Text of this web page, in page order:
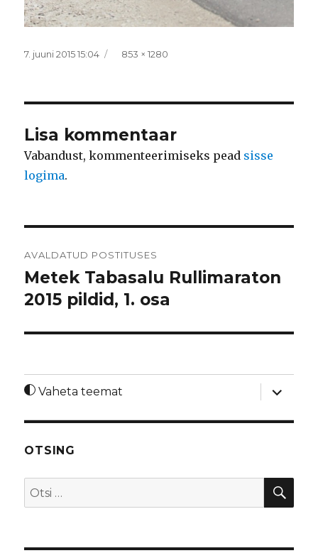
Postitatud
7. juuni 2015 15:04 Täissuurus
853 × 1280
Lisa kommentaar
Vabandust, kommenteerimiseks pead sisse
logima.
AVALDATUD POSTITUSES
Metek Tabasalu Rullimaraton
2015 pildid, 1. osa
Vaheta teemat
laienda
OTSING
Otsi: